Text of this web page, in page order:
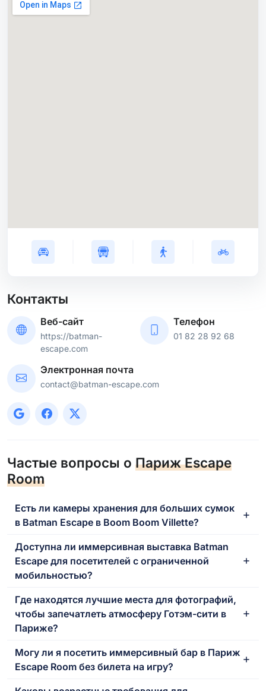
Контакты
Веб-сайт
https://batman-
escape.com
Телефон
01 82 28 92 68
Электронная почта
contact@batman-escape.com
Частые вопросы о Париж Escape
Room
Есть ли камеры хранения для больших сумок
в Batman Escape в Boom Boom Villette?
Доступна ли иммерсивная выставка Batman
Escape для посетителей с ограниченной
мобильностью?
Где находятся лучшие места для фотографий,
чтобы запечатлеть атмосферу Готэм-сити в
Париже?
Могу ли я посетить иммерсивный бар в Париж
Escape Room без билета на игру?